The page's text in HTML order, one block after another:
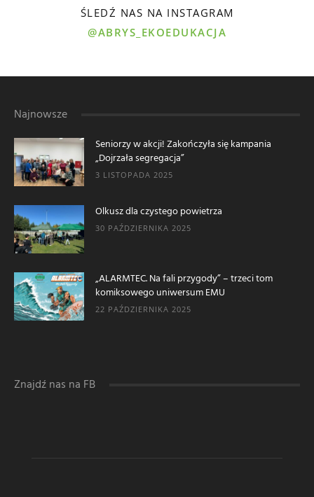
ŚLEDŹ NAS NA INSTAGRAM
@ABRYS_EKOEDUKACJA
Najnowsze
Seniorzy w akcji! Zakończyła się kampania
„Dojrzała segregacja”
3 LISTOPADA 2025
Olkusz dla czystego powietrza
30 PAŹDZIERNIKA 2025
„ALARMTEC. Na fali przygody” – trzeci tom
komiksowego uniwersum EMU
22 PAŹDZIERNIKA 2025
Znajdź nas na FB